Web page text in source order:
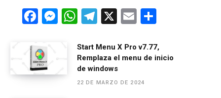
F
ce
b
o
M
g
W
at
s
A
T
e
gr
a
X
E
ail m
p
Start Menu X Pro v7.77,
Remplaza el menu de inicio
de windows
22 DE MARZO DE 2024